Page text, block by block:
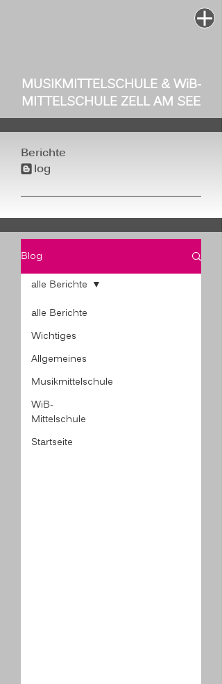
MUSIKMITTELSCHULE & WiB-
MITTELSCHULE ZELL AM SEE
Berichte
b log
Blog
alle Berichte
Wichtiges
Allgemeines
Musikmittelschule
WiB-
Mittelschule
Startseite
alle Berichte